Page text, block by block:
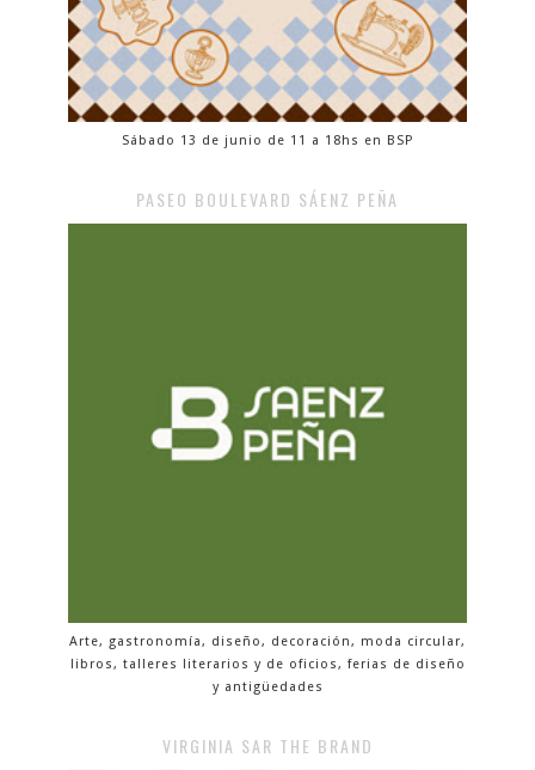
Sábado 13 de junio de 11 a 18hs en BSP
PASEO BOULEVARD SÁENZ PEÑA
Arte, gastronomía, diseño, decoración, moda circular,
libros, talleres literarios y de oficios, ferias de diseño
y antigüedades
VIRGINIA SAR THE BRAND